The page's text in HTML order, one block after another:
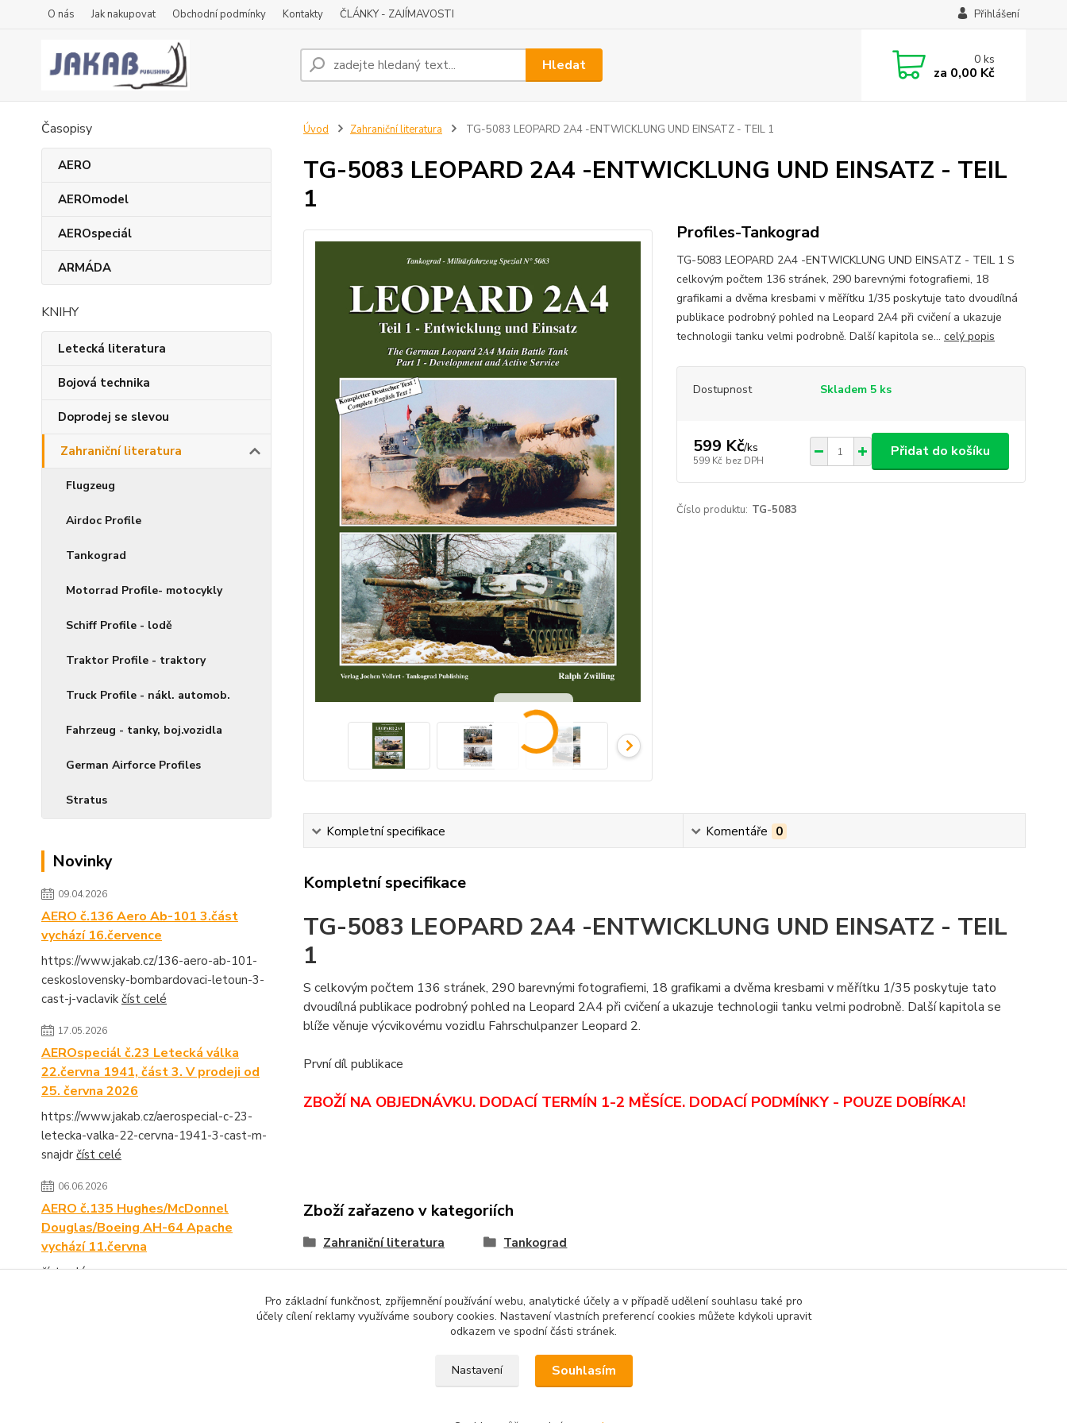
O nás Jak nakupovat Obchodní podmínky Kontakty ČLÁNKY - ZAJÍMAVOSTI Přihlášení
Hledat 0ks
za 0,00 Kč
Časopisy
AERO
AEROmodel
AEROspeciál
ARMÁDA
KNIHY
Letecká literatura
Bojová technika
Doprodej se slevou
Zahraniční literatura
Flugzeug
Airdoc Profile
Tankograd
Motorrad Profile- motocykly
Schiff Profile - lodě
Traktor Profile - traktory
Truck Profile - nákl. automob.
Fahrzeug - tanky, boj.vozidla
German Airforce Profiles
Stratus
Novinky
09.04.2026
AERO č.136 Aero Ab-101 3.část
vychází 16.července
https://www.jakab.cz/136-aero-ab-101-
ceskoslovensky-bombardovaci-letoun-3-
cast-j-vaclavik číst celé
17.05.2026
AEROspeciál č.23 Letecká válka
22.června 1941, část 3. V prodeji od
25. června 2026
https://www.jakab.cz/aerospecial-c-23-
letecka-valka-22-cervna-1941-3-cast-m-
snajdr číst celé
06.06.2026
AERO č.135 Hughes/McDonnel
Douglas/Boeing AH-64 Apache
vychází 11.června
číst celé
Úvod Zahraniční literatura TG-5083 LEOPARD 2A4 -ENTWICKLUNG UND EINSATZ - TEIL 1
TG-5083 LEOPARD 2A4 -ENTWICKLUNG UND EINSATZ - TEIL
1
Profiles-Tankograd
TG-5083 LEOPARD 2A4 -ENTWICKLUNG UND EINSATZ - TEIL 1 S
celkovým počtem 136 stránek, 290 barevnými fotografiemi, 18
grafikami a dvěma kresbami v měřítku 1/35 poskytuje tato dvoudílná
publikace podrobný pohled na Leopard 2A4 při cvičení a ukazuje
technologii tanku velmi podrobně. Další kapitola se... celý popis
Dostupnost Skladem 5 ks
599 Kč/ks
599 Kč bez DPH
Přidat do košíku
Číslo produktu: TG-5083
Kompletní specifikace Komentáře 0
Kompletní specifikace
TG-5083 LEOPARD 2A4 -ENTWICKLUNG UND EINSATZ - TEIL
1
S celkovým počtem 136 stránek, 290 barevnými fotografiemi, 18 grafikami a dvěma kresbami v měřítku 1/35 poskytuje tato
dvoudílná publikace podrobný pohled na Leopard 2A4 při cvičení a ukazuje technologii tanku velmi podrobně. Další kapitola se
blíže věnuje výcvikovému vozidlu Fahrschulpanzer Leopard 2.
První díl publikace
ZBOŽÍ NA OBJEDNÁVKU. DODACÍ TERMÍN 1-2 MĚSÍCE. DODACÍ PODMÍNKY - POUZE DOBÍRKA!
Zboží zařazeno v kategoriích
Zahraniční literatura Tankograd
Pro základní funkčnost, zpříjemnění používání webu, analytické účely a v případě udělení souhlasu také pro
účely cílení reklamy využíváme soubory cookies. Nastavení vlastních preferencí cookies můžete kdykoli upravit
odkazem ve spodní části stránek.
Nastavení Souhlasím